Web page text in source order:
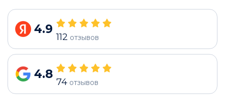
4.9
112 отзывов
4.8
74 отзывов